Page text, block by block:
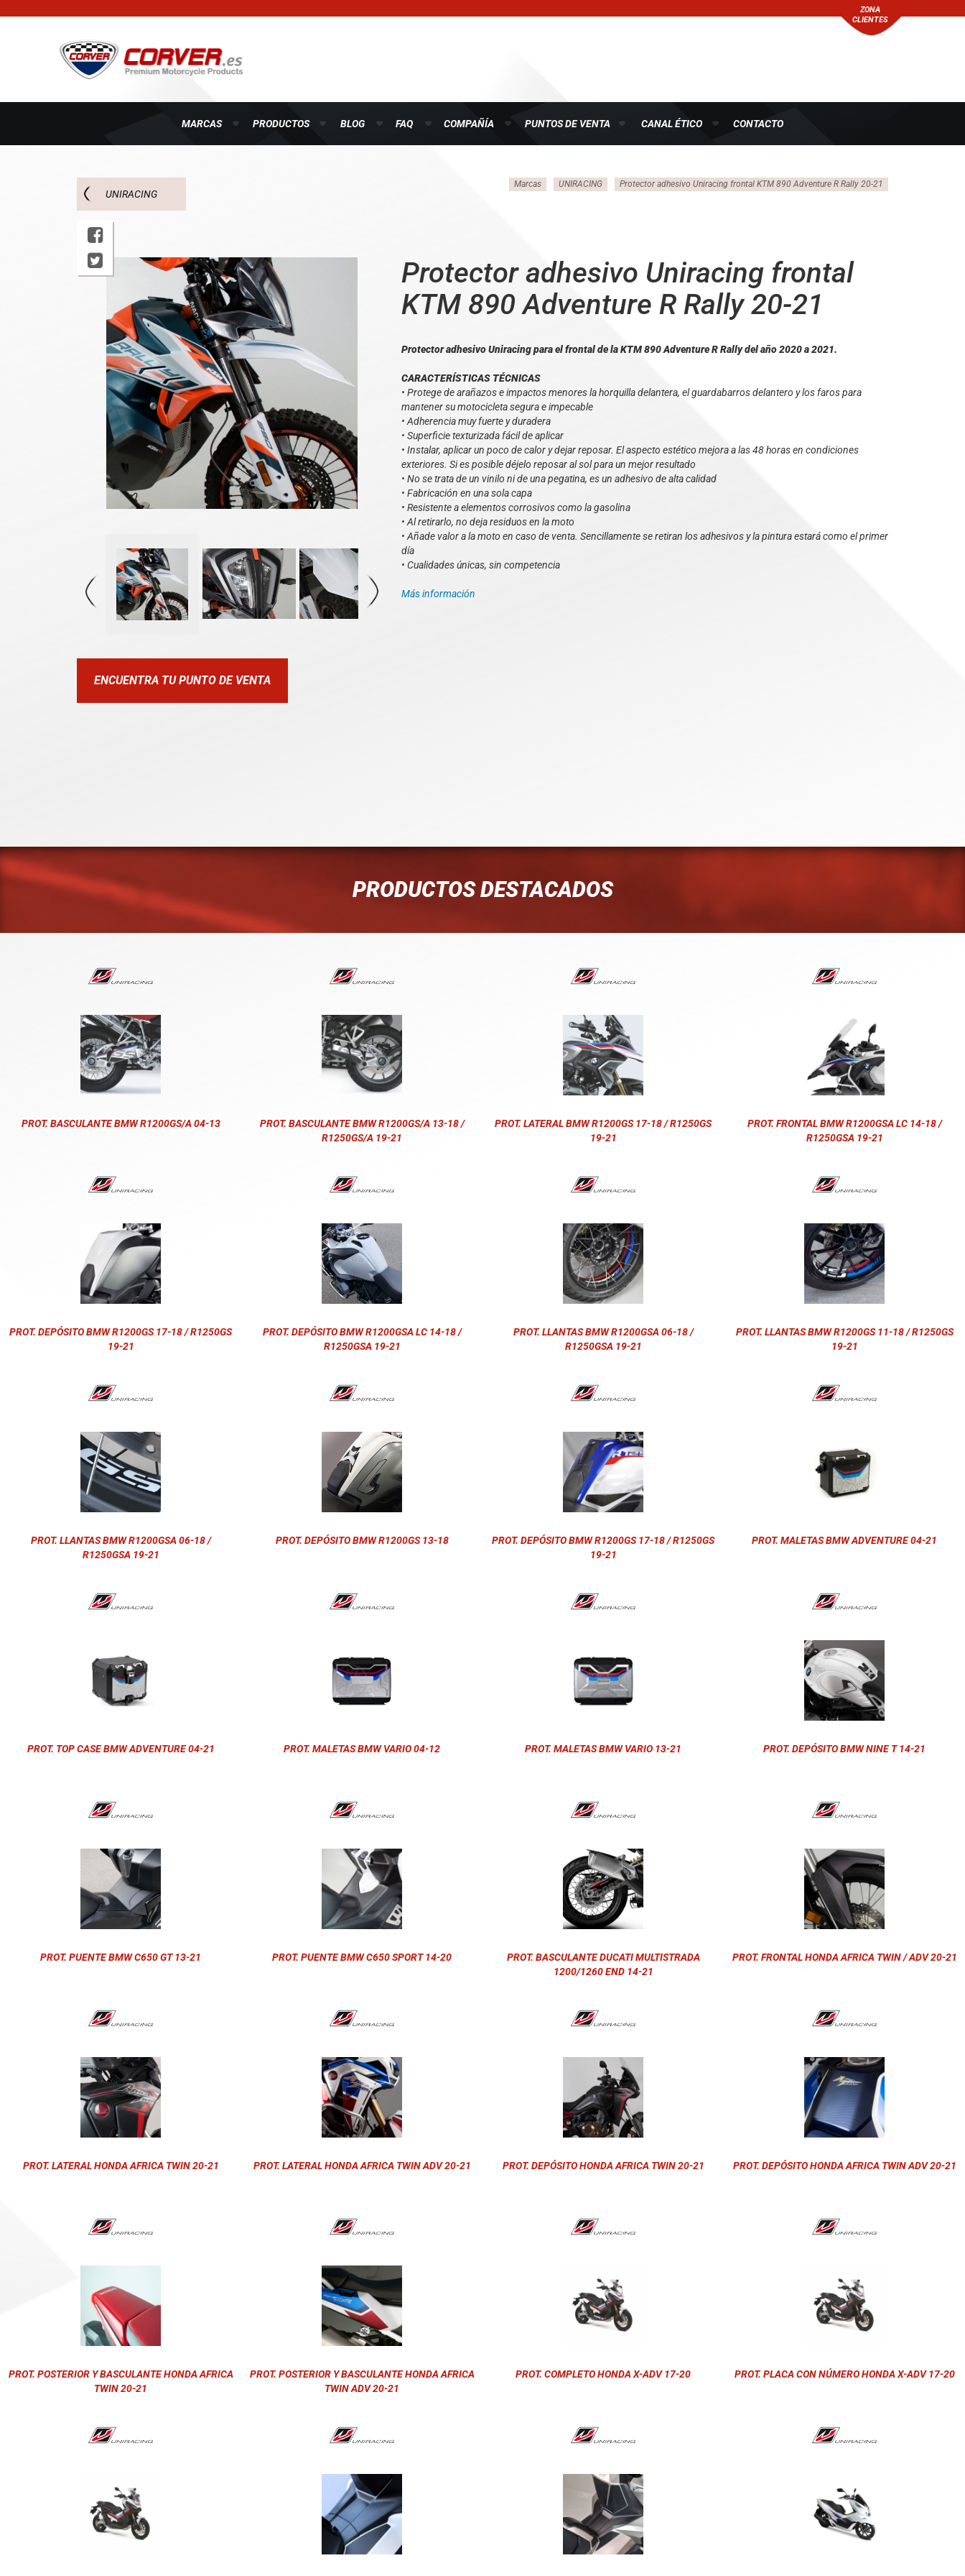
ZONA
CLIENTES
MARCAS PRODUCTOS BLOG FAQ COMPAÑÍA PUNTOS DE VENTA CANAL ÉTICO CONTACTO
UNIRACING
Marcas UNIRACING Protector adhesivo Uniracing frontal KTM 890 Adventure R Rally 20-21
ENCUENTRA TU PUNTO DE VENTA
Protector adhesivo Uniracing frontal
KTM 890 Adventure R Rally 20-21
Protector adhesivo Uniracing para el frontal de la KTM 890 Adventure R Rally del año 2020 a 2021.
CARACTERÍSTICAS TÉCNICAS
• Protege de arañazos e impactos menores la horquilla delantera, el guardabarros delantero y los faros para
mantener su motocicleta segura e impecable
• Adherencia muy fuerte y duradera
• Superficie texturizada fácil de aplicar
• Instalar, aplicar un poco de calor y dejar reposar. El aspecto estético mejora a las 48 horas en condiciones
exteriores. Si es posible déjelo reposar al sol para un mejor resultado
• No se trata de un vinilo ni de una pegatina, es un adhesivo de alta calidad
• Fabricación en una sola capa
• Resistente a elementos corrosivos como la gasolina
• Al retirarlo, no deja residuos en la moto
• Añade valor a la moto en caso de venta. Sencillamente se retiran los adhesivos y la pintura estará como el primer
día
• Cualidades únicas, sin competencia
Más información
PRODUCTOS DESTACADOS
PROT. BASCULANTE BMW R1200GS/A 04-13
PROT. BASCULANTE BMW R1200GS/A 13-18 /
R1250GS/A 19-21
PROT. LATERAL BMW R1200GS 17-18 / R1250GS
19-21
PROT. FRONTAL BMW R1200GSA LC 14-18 /
R1250GSA 19-21
PROT. DEPÓSITO BMW R1200GS 17-18 / R1250GS
19-21
PROT. DEPÓSITO BMW R1200GSA LC 14-18 /
R1250GSA 19-21
PROT. LLANTAS BMW R1200GSA 06-18 /
R1250GSA 19-21
PROT. LLANTAS BMW R1200GS 11-18 / R1250GS
19-21
PROT. LLANTAS BMW R1200GSA 06-18 /
R1250GSA 19-21
PROT. DEPÓSITO BMW R1200GS 13-18
PROT. DEPÓSITO BMW R1200GS 17-18 / R1250GS
19-21
PROT. MALETAS BMW ADVENTURE 04-21
PROT. TOP CASE BMW ADVENTURE 04-21 PROT. MALETAS BMW VARIO 04-12 PROT. MALETAS BMW VARIO 13-21 PROT. DEPÓSITO BMW NINE T 14-21
PROT. PUENTE BMW C650 GT 13-21 PROT. PUENTE BMW C650 SPORT 14-20
PROT. BASCULANTE DUCATI MULTISTRADA
1200/1260 END 14-21
PROT. FRONTAL HONDA AFRICA TWIN / ADV 20-21
PROT. LATERAL HONDA AFRICA TWIN 20-21 PROT. LATERAL HONDA AFRICA TWIN ADV 20-21 PROT. DEPÓSITO HONDA AFRICA TWIN 20-21 PROT. DEPÓSITO HONDA AFRICA TWIN ADV 20-21
PROT. POSTERIOR Y BASCULANTE HONDA AFRICA
TWIN 20-21
PROT. POSTERIOR Y BASCULANTE HONDA AFRICA
TWIN ADV 20-21
PROT. COMPLETO HONDA X-ADV 17-20 PROT. PLACA CON NÚMERO HONDA X-ADV 17-20